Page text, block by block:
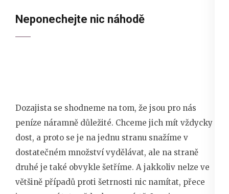
Neponechejte nic náhodě
Dozajista se shodneme na tom, že jsou pro nás
peníze náramně důležité. Chceme jich mít vždycky
dost, a proto se je na jednu stranu snažíme v
dostatečném množství vydělávat, ale na straně
druhé je také obvykle šetříme. A jakkoliv nelze ve
většině případů proti šetrnosti nic namítat, přece